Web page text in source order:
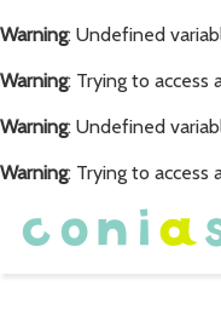
Warning: Undefined
Warning: Trying to access
Warning: Undefined
Warning: Trying to access